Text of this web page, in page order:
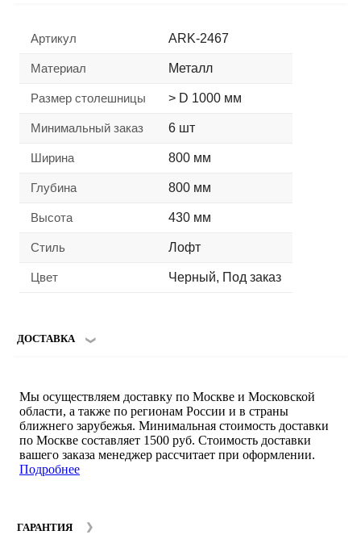
Артикул ARK-2467
Материал Металл
Размер столешницы > D 1000 мм
Минимальный заказ 6 шт
Ширина 800 мм
Глубина 800 мм
Высота 430 мм
Стиль Лофт
Цвет Черный, Под заказ
ДОСТАВКА
Мы осуществляем доставку по Москве и Московской
области, а также по регионам России и в страны
ближнего зарубежья. Минимальная стоимость доставки
по Москве составляет 1500 руб. Стоимость доставки
вашего заказа менеджер рассчитает при оформлении.
Подробнее
ГАРАНТИЯ